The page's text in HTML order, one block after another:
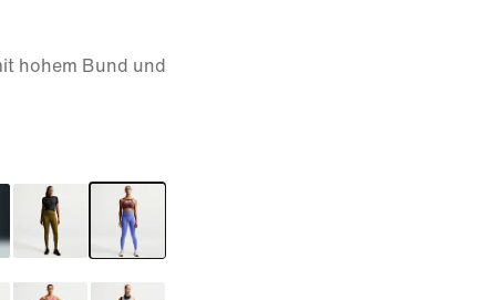
hohem Bund und